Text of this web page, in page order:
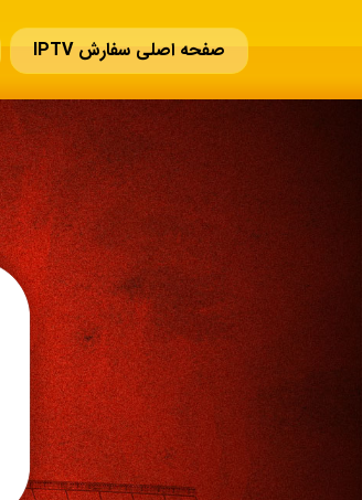
صفحه اصلی سفارش IPTV